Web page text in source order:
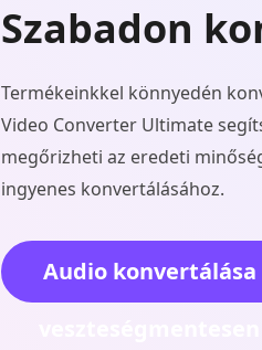
Szabadon
Termékeinkkel könnyedén
Video Converter Ultimate
megőrizheti az eredeti
ingyenes konvertálásához.
Audio konvertálása